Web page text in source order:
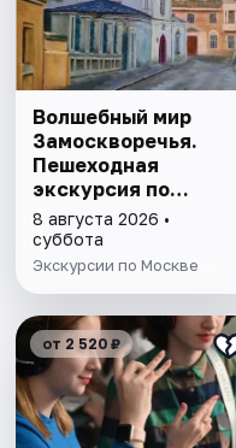
Волшебный мир
Замоскворечья.
Пешеходная
экскурсия по
Москве
8 августа 2026 •
суббота
Экскурсии по Москве
от 2 520 ₽